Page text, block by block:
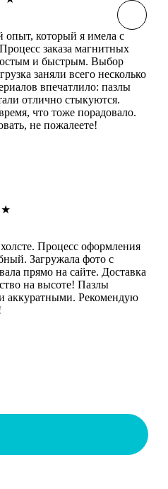
опыт, который я имела с
заказа магнитных
и быстрым. Выбор
заняли всего несколько
впечатлило: пазлы
отлично стыкуются.
что тоже порадовало.
не пожалеете!
★
Процесс оформления
Загружала фото с
прямо на сайте. Доставка
на высоте! Пазлы
аккуратными. Рекомендую